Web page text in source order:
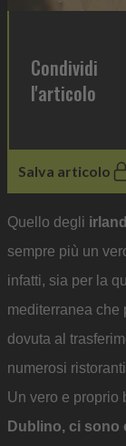
Condividi
l'articolo
Salva articolo
Quello degli
sempre più un
infatti, sia per la
mediterranea che
dovuta al
numerosi
Un vero e proprio
Dublino, ci sono